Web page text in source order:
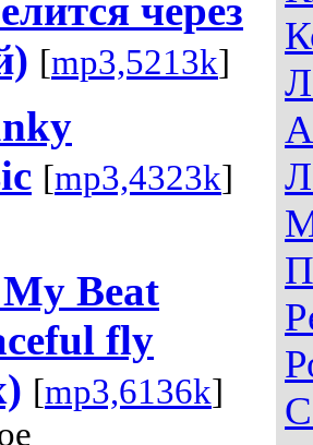
через
[mp3,5213k]
[mp3,4323k]
Beat
fly
[mp3,6136k]